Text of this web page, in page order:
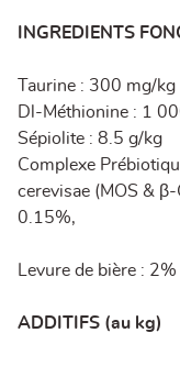
INGREDIENTS
Taurine : 300 mg/kg
Dl-Méthionine : 1
Sépiolite : 8.5 g/kg
Complexe
cerevisae (MOS &
0.15%,
Levure de bière : 2%
ADDITIFS (au kg)